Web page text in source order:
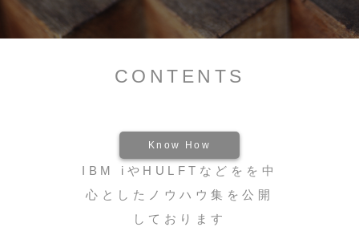
CONTENTS
Know How
IBM iやHULFTなどをを中
心としたノウハウ集を公開
しております